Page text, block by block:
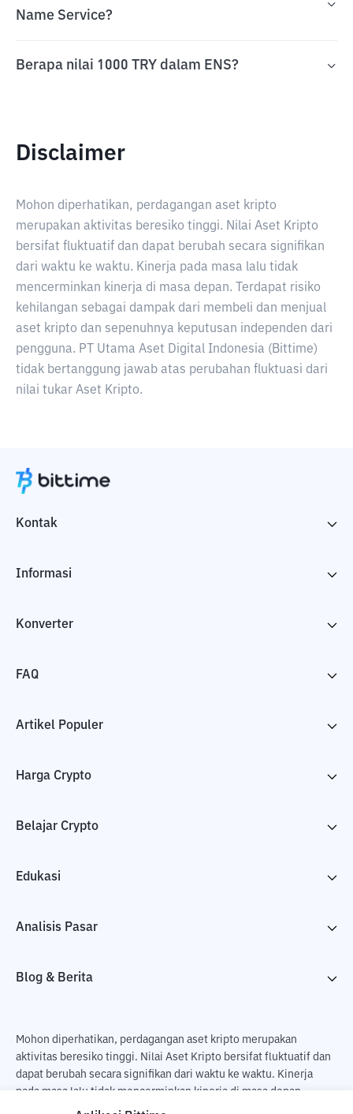
Name Service?
Berapa nilai 1000 TRY dalam ENS?
Disclaimer
Mohon diperhatikan, perdagangan aset kripto
merupakan aktivitas beresiko tinggi. Nilai Aset Kripto
bersifat fluktuatif dan dapat berubah secara signifikan
dari waktu ke waktu. Kinerja pada masa lalu tidak
mencerminkan kinerja di masa depan. Terdapat risiko
kehilangan sebagai dampak dari membeli dan menjual
aset kripto dan sepenuhnya keputusan independen dari
pengguna. PT Utama Aset Digital Indonesia (Bittime)
tidak bertanggung jawab atas perubahan fluktuasi dari
nilai tukar Aset Kripto.
Kontak
Informasi
Konverter
FAQ
Artikel Populer
Harga Crypto
Belajar Crypto
Edukasi
Analisis Pasar
Blog & Berita
Mohon diperhatikan, perdagangan aset kripto merupakan
aktivitas beresiko tinggi. Nilai Aset Kripto bersifat fluktuatif dan
dapat berubah secara signifikan dari waktu ke waktu. Kinerja
pada masa lalu tidak mencerminkan kinerja di masa depan.
Terdapat risiko kehilangan sebagai dampak dari membeli dan